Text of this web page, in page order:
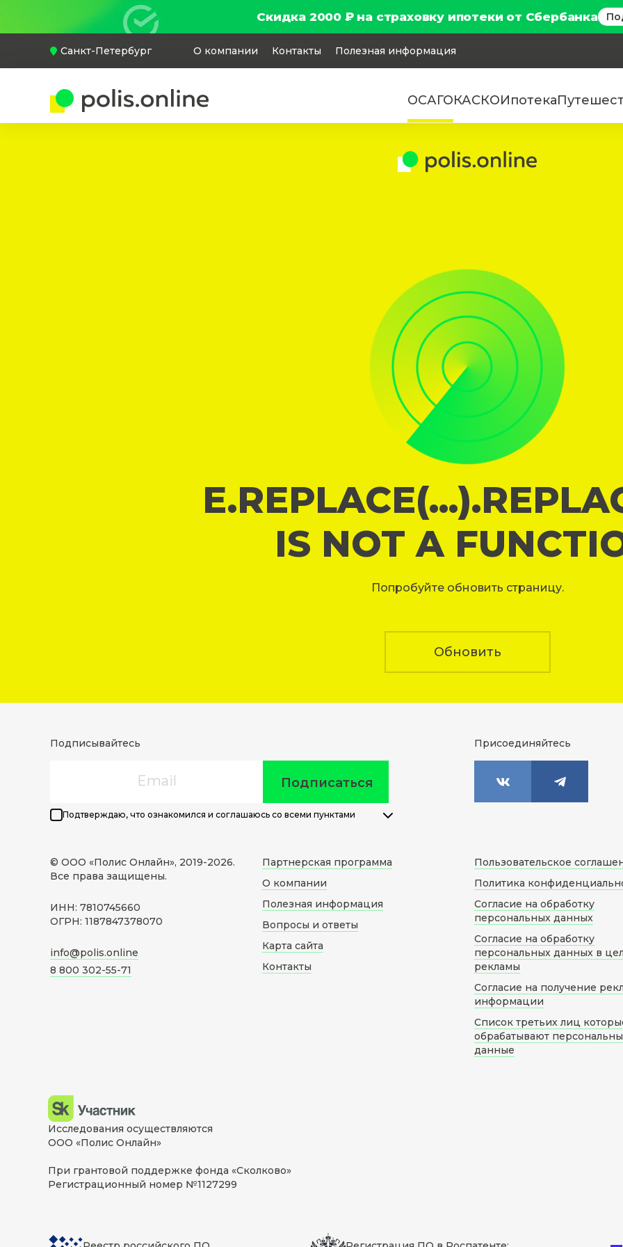
Скидка 2000 ₽ на страховку ипотеки от Сбербанка
Санкт-Петербург О компании Контакты Полезная информация
ОСАГОКАСКОИпотека
IS NOT A
Попробуйте обновить страницу.
Обновить
Подписывайтесь
Подписаться
Подтверждаю, что ознакомился и соглашаюсь со всеми пунктами
Присоединяйтесь
© ООО «Полис Онлайн», 2019-2026.
Все права защищены.
ИНН: 7810745660
ОГРН: 1187847378070
info@polis.online
8 800 302-55-71
Партнерская программа
О компании
Полезная информация
Вопросы и ответы
Карта сайта
Контакты
Пользовательское
Политика
Согласие на обработку
персональных данных
Согласие на обработку
персональных данных в
рекламы
Согласие на получение
информации
Список третьих лиц
обрабатывают
данные
Исследования осуществляются
ООО «Полис Онлайн»
При грантовой поддержке фонда «Сколково»
Регистрационный номер №1127299